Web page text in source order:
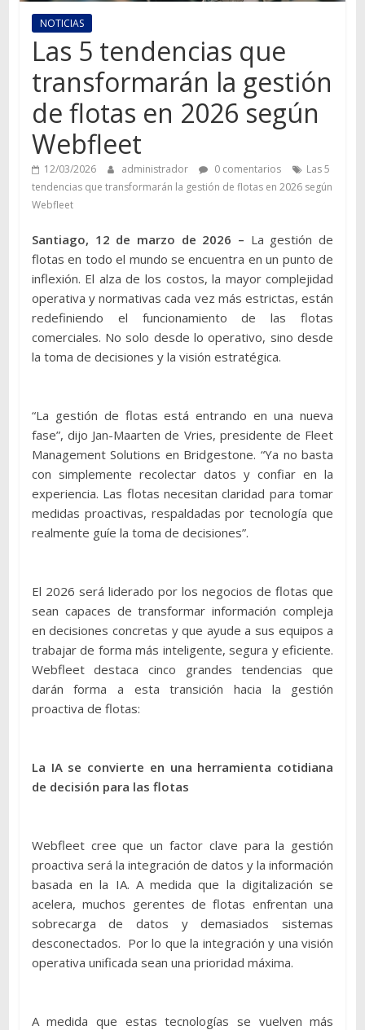
NOTICIAS
Las 5 tendencias que
transformarán la gestión
de flotas en 2026 según
Webfleet
12/03/2026 administrador 0 comentarios
Las 5
tendencias que transformarán la gestión de flotas en 2026 según
Webfleet
Santiago, 12 de marzo de 2026 – La gestión de
flotas en todo el mundo se encuentra en un punto de
inflexión. El alza de los costos, la mayor complejidad
operativa y normativas cada vez más estrictas, están
redefiniendo el funcionamiento de las flotas
comerciales. No solo desde lo operativo, sino desde
la toma de decisiones y la visión estratégica.
“La gestión de flotas está entrando en una nueva
fase”, dijo Jan-Maarten de Vries, presidente de Fleet
Management Solutions en Bridgestone. “Ya no basta
con simplemente recolectar datos y confiar en la
experiencia. Las flotas necesitan claridad para tomar
medidas proactivas, respaldadas por tecnología que
realmente guíe la toma de decisiones”.
El 2026 será liderado por los negocios de flotas que
sean capaces de transformar información compleja
en decisiones concretas y que ayude a sus equipos a
trabajar de forma más inteligente, segura y eficiente.
Webfleet destaca cinco grandes tendencias que
darán forma a esta transición hacia la gestión
proactiva de flotas:
La IA se convierte en una herramienta cotidiana
de decisión para las flotas
Webfleet cree que un factor clave para la gestión
proactiva será la integración de datos y la información
basada en la IA. A medida que la digitalización se
acelera, muchos gerentes de flotas enfrentan una
sobrecarga de datos y demasiados sistemas
desconectados. Por lo que la integración y una visión
operativa unificada sean una prioridad máxima.
A medida que estas tecnologías se vuelven más